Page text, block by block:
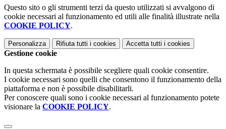
Questo sito o gli strumenti terzi da questo utilizzati si avvalgono di
cookie necessari al funzionamento ed utili alle finalità illustrate nella
COOKIE POLICY.
Personalizza Rifiuta tutti i cookies Accetta tutti i cookies
Gestione cookie
In questa schermata è possibile scegliere quali cookie consentire.
I cookie necessari sono quelli che consentono il funzionamento della
piattaforma e non è possibile disabilitarli.
Per conoscere quali sono i cookie necessari al funzionamento potete
visionare la COOKIE POLICY.